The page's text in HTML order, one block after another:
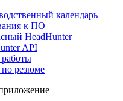
календарь
к ПО
HeadHunter
API
резюме